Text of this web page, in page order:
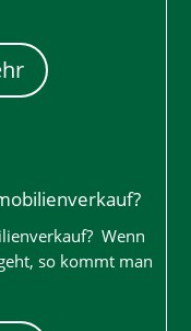
Wenn
so kommt man